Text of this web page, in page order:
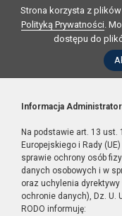
Strona korzysta z
Polityką Prywatności.
dostępu do
Informacja
Na podstawie art. 13
Europejskiego i Rady
sprawie ochrony osób
danych osobowych i w
oraz uchylenia
ochronie danych), Dz. U.
RODO informuję: